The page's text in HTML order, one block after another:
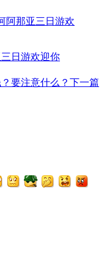
日游欢迎你
要注意什么？ 下一篇